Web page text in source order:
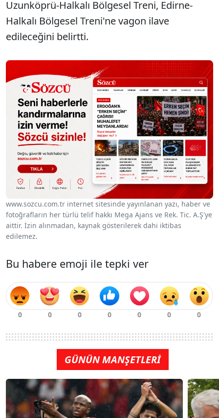
Uzunköprü-Halkalı Bölgesel Treni, Edirne-
Halkalı Bölgesel Treni'ne vagon ilave
edileceğini belirtti.
www.sozcu.com.tr internet sitesinde yayınlanan yazı, haber ve
fotoğrafların her türlü telif hakkı Mega Ajans ve Rek. Tic. A.Ş'ye
aittir. İzin alınmadan, kaynak gösterilerek dahi iktibas
edilemez.
Bu habere emoji ile tepki ver
GÜNÜN MANŞETLERİ